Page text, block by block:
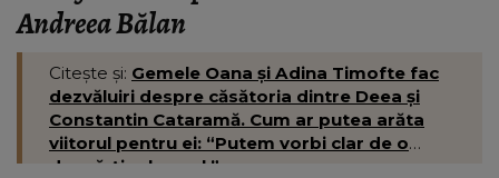
Andreea Bălan
Citește și: Gemele Oana și Adina Timofte fac
dezvăluiri despre căsătoria dintre Deea și
Constantin Cataramă. Cum ar putea arăta
viitorul pentru ei: “Putem vorbi clar de o
despărțire la anul.”